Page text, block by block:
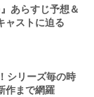
あらすじ予想＆
ャストに迫る
シリーズ毎の時
作まで網羅